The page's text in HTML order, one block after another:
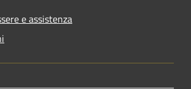
e assistenza